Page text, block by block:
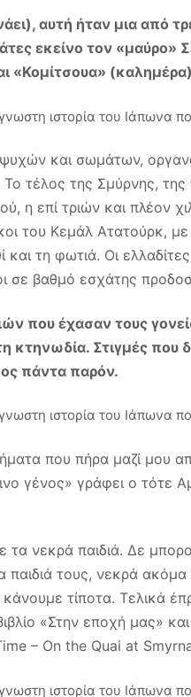
αυτή ήταν μια από
εκείνο τον «μαύρο»
«Κομίτσουα»
και σωμάτων,
τέλος της Σμύρνης, της
η επί τριών και πλέον
του Κεμάλ Ατατούρκ,
τη φωτιά. Οι
σε βαθμό εσχάτης
που έχασαν τους
Στιγμές που
πάντα παρόν.
που πήρα μαζί μου
γένος» γράφει ο τότε
τα νεκρά παιδιά. Δε
παιδιά τους, νεκρά
τίποτα. Τελικά
«Στην εποχή μας»
– On the Quai at